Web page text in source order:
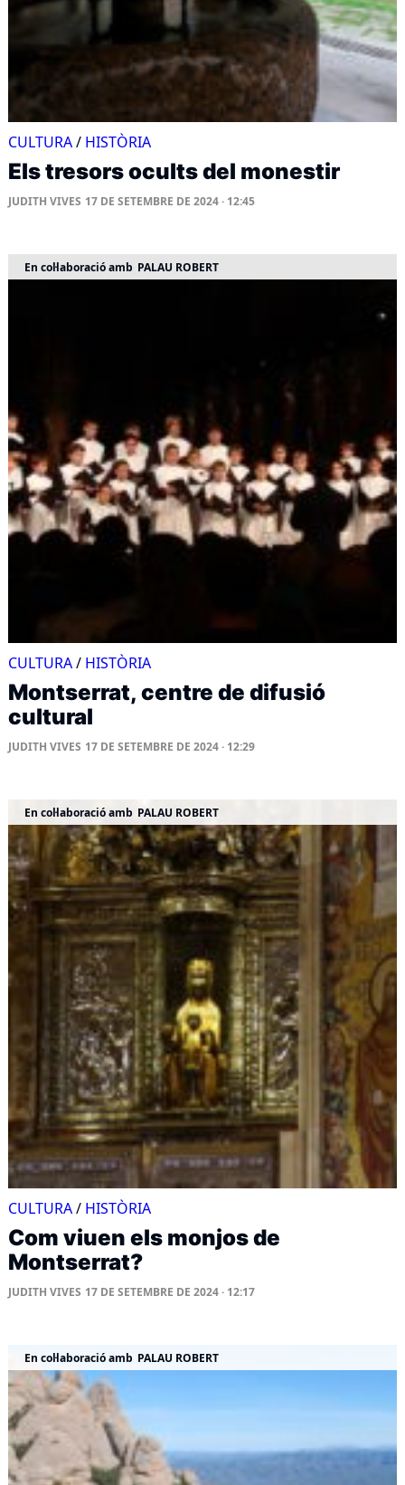
CULTURA/ HISTÒRIA
Els tresors ocults del monestir
JUDITH VIVES 17 DE SETEMBRE DE 2024 · 12:45
En col·laboració amb PALAU ROBERT
CULTURA/ HISTÒRIA
Montserrat, centre de difusió
cultural
JUDITH VIVES 17 DE SETEMBRE DE 2024 · 12:29
En col·laboració amb PALAU ROBERT
CULTURA/ HISTÒRIA
Com viuen els monjos de
Montserrat?
JUDITH VIVES 17 DE SETEMBRE DE 2024 · 12:17
En col·laboració amb PALAU ROBERT